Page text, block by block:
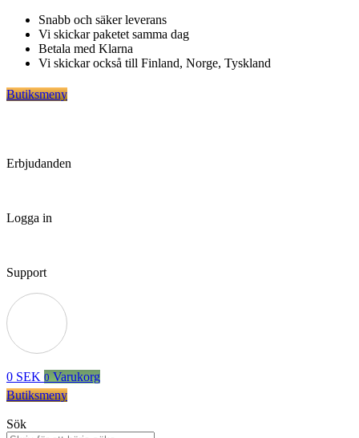
Hoppa
innehåll
Snabb och säker leverans
Vi skickar paketet samma dag
Betala med Klarna
Vi skickar också till Finland, Norge, Tyskland
Butiksmeny
Erbjudanden
Logga in
Support
0 SEK 0 Varukorg
Butiksmeny
Sök